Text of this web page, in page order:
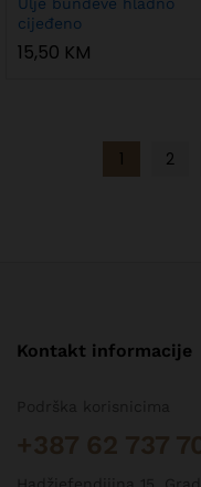
cijeđeno
15,50 KM
1 2
Kontakt informacije